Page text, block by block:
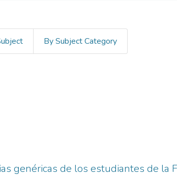
By Subject Category
"Chambe Quispe, Isbell
genéricas de los estudiantes de la